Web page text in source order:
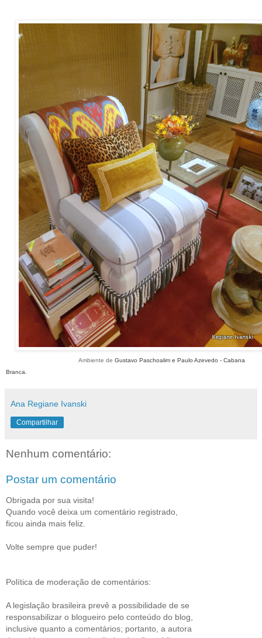
Ambiente de Gustavo Paschoalim e Paulo Azevedo - Cabana
Branca.
Ana Regiane Ivanski
Compartilhar
Nenhum comentário:
Postar um comentário
Obrigada por sua visita!
Quando você deixa um comentário registrado,
ficou ainda mais feliz.
Volte sempre que puder!
Política de moderação de comentários:
A legislação brasileira prevê a possibilidade de se
responsabilizar o blogueiro pelo conteúdo do blog,
inclusive quanto a comentários; portanto, a autora